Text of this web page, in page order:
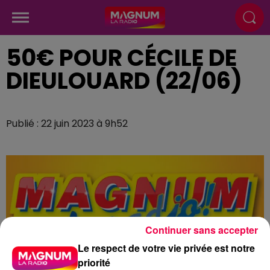
50€ POUR CÉCILE DE
DIEULOUARD (22/06)
Publié : 22 juin 2023 à 9h52
Le respect de votre vie privée est notre
priorité
Continuer sans accepter